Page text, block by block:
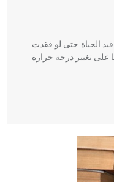
الحياة حتى لو فقدت
على تغيير درجة حرارة
أربعة مؤلفات هي:
في جروح الرأس. ويعود